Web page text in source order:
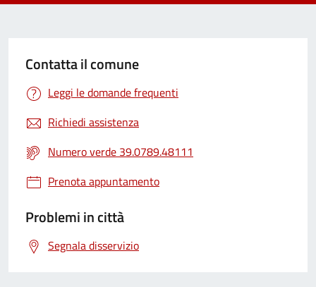
Contatta il comune
Leggi le domande frequenti
Richiedi assistenza
Numero verde 39.0789.48111
Prenota appuntamento
Problemi in città
Segnala disservizio